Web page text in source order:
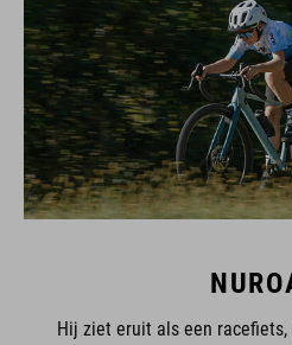
Hij ziet eruit als een